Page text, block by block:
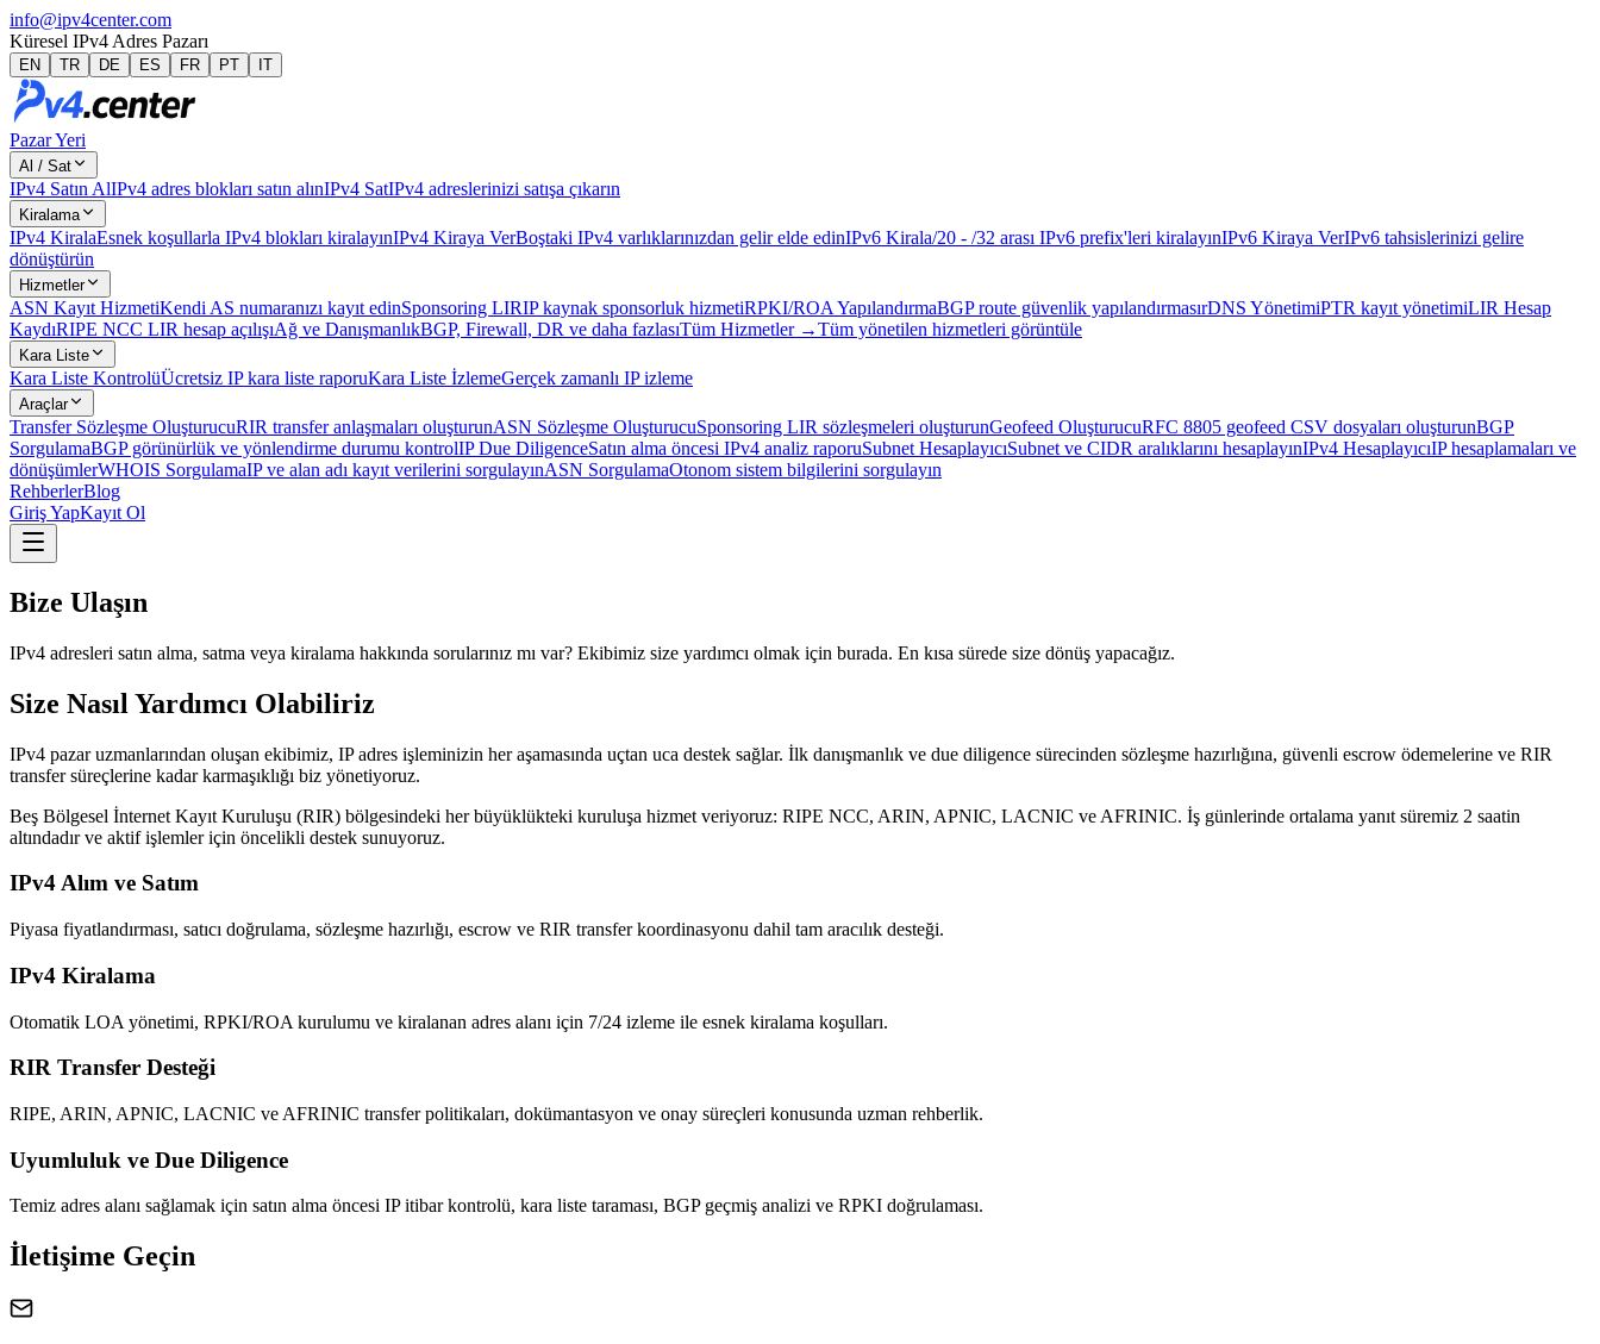
info@ipv4center.com
Küresel IPv4 Adres Pazarı
EN TR DE ES FR PT IT
Pazar Yeri
Al / Sat
IPv4 Satın AlIPv4 adres blokları satın alınIPv4 SatIPv4 adreslerinizi satışa çıkarın
Kiralama
IPv4 KiralaEsnek koşullarla IPv4 blokları kiralayınIPv4 Kiraya VerBoştaki IPv4 varlıklarınızdan gelir elde edinIPv6 Kirala/20 - /32 arası IPv6 prefix'leri kiralayınIPv6 Kiraya VerIPv6 tahsislerinizi gelire
dönüştürün
Hizmetler
ASN Kayıt HizmetiKendi AS numaranızı kayıt edinSponsoring LIRIP kaynak sponsorluk hizmetiRPKI/ROA YapılandırmaBGP route güvenlik yapılandırmasırDNS YönetimiPTR kayıt yönetimiLIR Hesap
KaydıRIPE NCC LIR hesap açılışıAğ ve DanışmanlıkBGP, Firewall, DR ve daha fazlasıTüm Hizmetler →Tüm yönetilen hizmetleri görüntüle
Kara Liste
Kara Liste KontrolüÜcretsiz IP kara liste raporuKara Liste İzlemeGerçek zamanlı IP izleme
Araçlar
Transfer Sözleşme OluşturucuRIR transfer anlaşmaları oluşturunASN Sözleşme OluşturucuSponsoring LIR sözleşmeleri oluşturunGeofeed OluşturucuRFC 8805 geofeed CSV dosyaları oluşturunBGP
SorgulamaBGP görünürlük ve yönlendirme durumu kontrolIP Due DiligenceSatın alma öncesi IPv4 analiz raporuSubnet HesaplayıcıSubnet ve CIDR aralıklarını hesaplayınIPv4 HesaplayıcıIP hesaplamaları ve
dönüşümlerWHOIS SorgulamaIP ve alan adı kayıt verilerini sorgulayınASN SorgulamaOtonom sistem bilgilerini sorgulayın
RehberlerBlog
Giriş YapKayıt Ol
Bize Ulaşın
IPv4 adresleri satın alma, satma veya kiralama hakkında sorularınız mı var? Ekibimiz size yardımcı olmak için burada. En kısa sürede size dönüş yapacağız.
Size Nasıl Yardımcı Olabiliriz
IPv4 pazar uzmanlarından oluşan ekibimiz, IP adres işleminizin her aşamasında uçtan uca destek sağlar. İlk danışmanlık ve due diligence sürecinden sözleşme hazırlığına, güvenli escrow ödemelerine ve RIR
transfer süreçlerine kadar karmaşıklığı biz yönetiyoruz.
Beş Bölgesel İnternet Kayıt Kuruluşu (RIR) bölgesindeki her büyüklükteki kuruluşa hizmet veriyoruz: RIPE NCC, ARIN, APNIC, LACNIC ve AFRINIC. İş günlerinde ortalama yanıt süremiz 2 saatin
altındadır ve aktif işlemler için öncelikli destek sunuyoruz.
IPv4 Alım ve Satım
Piyasa fiyatlandırması, satıcı doğrulama, sözleşme hazırlığı, escrow ve RIR transfer koordinasyonu dahil tam aracılık desteği.
IPv4 Kiralama
Otomatik LOA yönetimi, RPKI/ROA kurulumu ve kiralanan adres alanı için 7/24 izleme ile esnek kiralama koşulları.
RIR Transfer Desteği
RIPE, ARIN, APNIC, LACNIC ve AFRINIC transfer politikaları, dokümantasyon ve onay süreçleri konusunda uzman rehberlik.
Uyumluluk ve Due Diligence
Temiz adres alanı sağlamak için satın alma öncesi IP itibar kontrolü, kara liste taraması, BGP geçmiş analizi ve RPKI doğrulaması.
İletişime Geçin